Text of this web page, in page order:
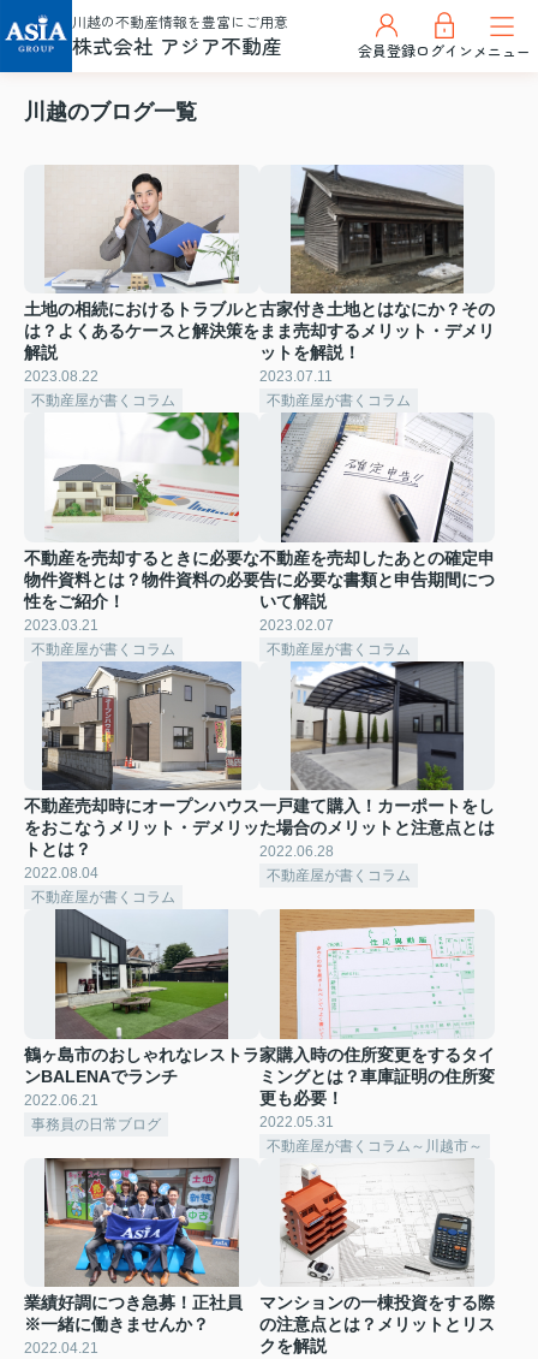
川越の不動産情報を豊富にご用意
株式会社 アジア不動産 会員登録ログインメニュー
川越のブログ一覧
土地の相続におけるトラブルと
は？よくあるケースと解決策を
解説
2023.08.22
不動産屋が書くコラム
古家付き土地とはなにか？その
まま売却するメリット・デメリ
ットを解説！
2023.07.11
不動産屋が書くコラム
不動産を売却するときに必要な
物件資料とは？物件資料の必要
性をご紹介！
2023.03.21
不動産屋が書くコラム
不動産を売却したあとの確定申
告に必要な書類と申告期間につ
いて解説
2023.02.07
不動産屋が書くコラム
不動産売却時にオープンハウス
をおこなうメリット・デメリッ
トとは？
2022.08.04
不動産屋が書くコラム
一戸建て購入！カーポートをし
た場合のメリットと注意点とは
2022.06.28
不動産屋が書くコラム
鶴ヶ島市のおしゃれなレストラ
ンBALENAでランチ
2022.06.21
事務員の日常ブログ
家購入時の住所変更をするタイ
ミングとは？車庫証明の住所変
更も必要！
2022.05.31
不動産屋が書くコラム～川越市～
業績好調につき急募！正社員
※一緒に働きませんか？
2022.04.21
マンションの一棟投資をする際
の注意点とは？メリットとリス
クを解説